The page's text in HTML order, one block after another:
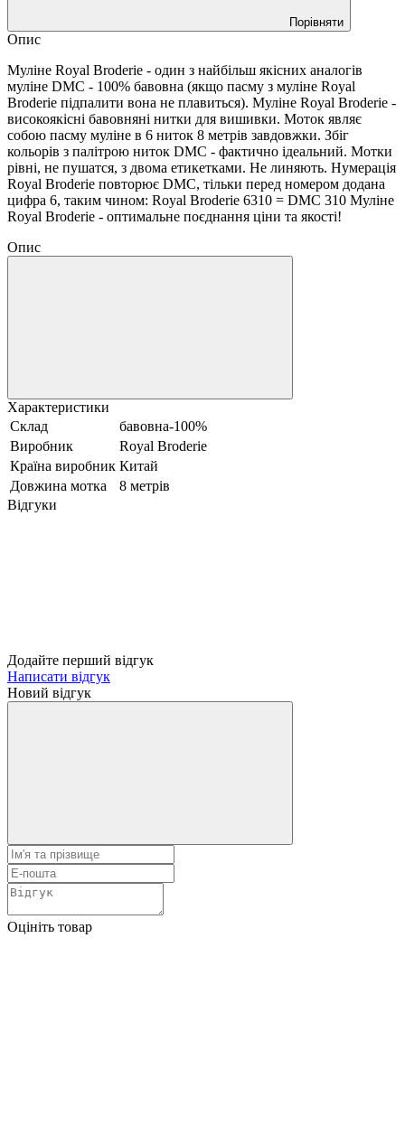
Порівняти
Опис
Муліне Royal Broderie - один з найбільш якісних аналогів
муліне DMC - 100% бавовна (якщо пасму з муліне Royal
Broderie підпалити вона не плавиться). Муліне Royal Broderie -
високоякісні бавовняні нитки для вишивки. Моток являє
собою пасму муліне в 6 ниток 8 метрів завдовжки. Збіг
кольорів з палітрою ниток DMC - фактично ідеальний. Мотки
рівні, не пушатся, з двома етикетками. Не линяють. Нумерація
Royal Broderie повторює DMC, тільки перед номером додана
цифра 6, таким чином: Royal Broderie 6310 = DMC 310 Муліне
Royal Broderie - оптимальне поєднання ціни та якості!
Опис
Характеристики
Склад
бавовна-100%
Виробник
Royal Broderie
Країна виробник Китай
Довжина мотка
8 метрів
Відгуки
Додайте перший відгук
Написати відгук
Новий відгук
Оцініть товар